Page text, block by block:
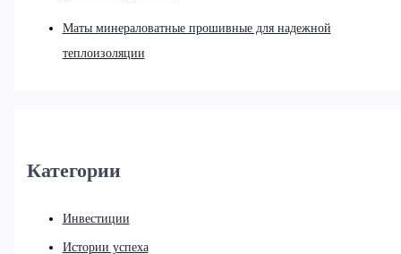
Маты минераловатные прошивные для надежной
теплоизоляции
Категории
Инвестиции
Истории успеха